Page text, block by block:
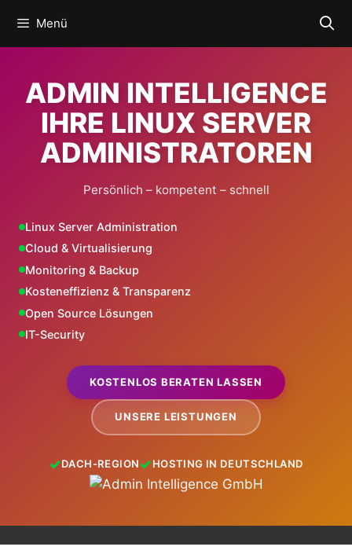
Inhalt
springen
Menü
ADMIN INTELLIGENCE
IHRE LINUX SERVER
ADMINISTRATOREN
Persönlich – kompetent – schnell
Linux Server Administration
Cloud & Virtualisierung
Monitoring & Backup
Kosteneffizienz & Transparenz
Open Source Lösungen
IT-Security
KOSTENLOS BERATEN LASSEN
UNSERE LEISTUNGEN
DACH-REGION HOSTING IN DEUTSCHLAND